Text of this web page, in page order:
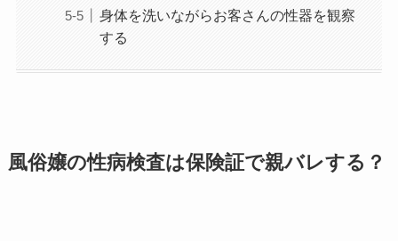
身体を洗いながらお客さんの性器を観察
する
風俗嬢の性病検査は保険証で親バレする？